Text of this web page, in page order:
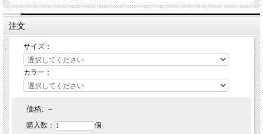
注文
サイズ：
カラー：
価格: －
購入数： 個